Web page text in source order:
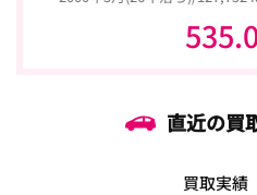
直近の買
買取実績